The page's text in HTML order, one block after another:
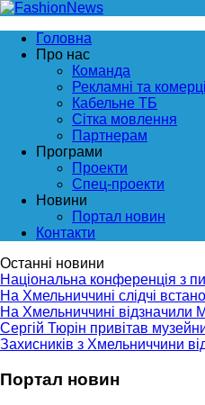
Головна
Про нас
Команда
Рекламні та
Кабельне ТБ
Сітка мовлення
Партнерам
Програми
Проекти
Спец-проекти
Новини
Портал новин
Контакти
Останні новини
Національна конференція з
На Хмельниччині слідчі
На Хмельниччині відзначили
Сергій Тюрін привітав
Захисників з Хмельниччини
Портал новин